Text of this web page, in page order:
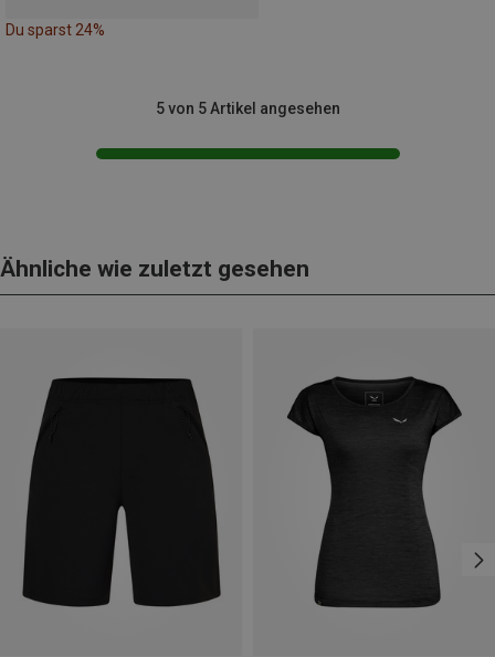
Du sparst 24%
5 von 5 Artikel angesehen
Ähnliche wie zuletzt gesehen